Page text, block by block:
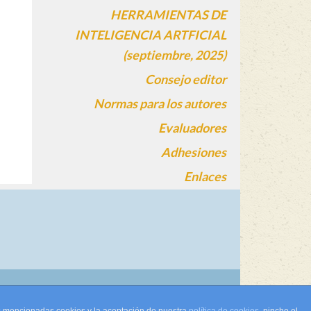
HERRAMIENTAS DE
INTELIGENCIA ARTFICIAL
(septiembre, 2025)
Consejo editor
Normas para los autores
Evaluadores
Adhesiones
Enlaces